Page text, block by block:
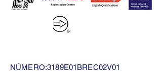
NÚMERO:3189E01BREC02V01